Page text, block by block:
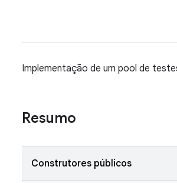
Implementação de um pool de
Resumo
Construtores públicos